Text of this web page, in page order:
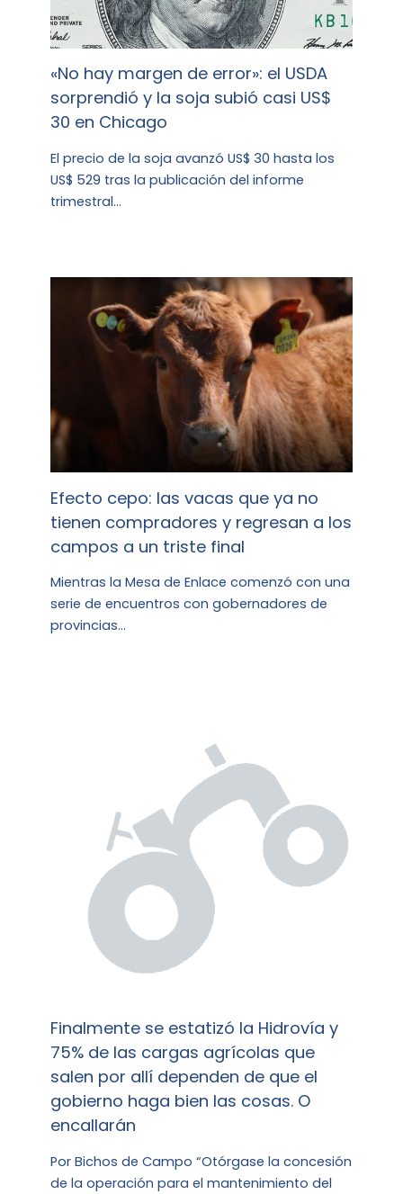
«No hay margen de error»: el USDA
sorprendió y la soja subió casi US$
30 en Chicago
El precio de la soja avanzó US$ 30 hasta los
US$ 529 tras la publicación del informe
trimestral…
Efecto cepo: las vacas que ya no
tienen compradores y regresan a los
campos a un triste final
Mientras la Mesa de Enlace comenzó con una
serie de encuentros con gobernadores de
provincias…
Finalmente se estatizó la Hidrovía y
75% de las cargas agrícolas que
salen por allí dependen de que el
gobierno haga bien las cosas. O
encallarán
Por Bichos de Campo “Otórgase la concesión
de la operación para el mantenimiento del